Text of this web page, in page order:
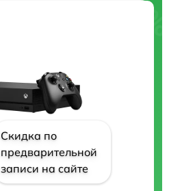
Скидка по
предварительной
записи на сайте